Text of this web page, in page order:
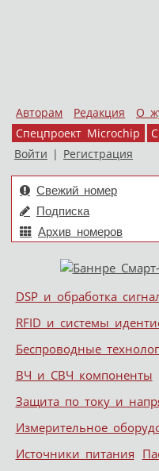
Авторам Редакция О
Спецпроект Microchip
Войти | Регистрация
Свежий номер
Подписка
Архив номеров
Меню
Skip to content
DSP и обработка
RFID и системы
Беспроводные
ВЧ и СВЧ компоненты
Защита по току и
Измерительное
Источники питания